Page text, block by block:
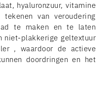
hyaluronzuur, vitamine
van veroudering
te maken en te laten
niet-plakkerige geltextuur
, waardoor de actieve
doordringen en het